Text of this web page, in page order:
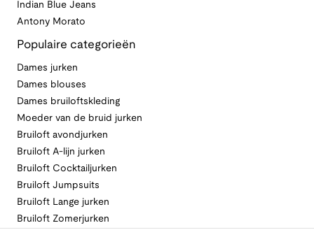
Indian Blue Jeans
Antony Morato
Populaire categorieën
Dames jurken
Dames blouses
Dames bruiloftskleding
Moeder van de bruid jurken
Bruiloft avondjurken
Bruiloft A-lijn jurken
Bruiloft Cocktailjurken
Bruiloft Jumpsuits
Bruiloft Lange jurken
Bruiloft Zomerjurken